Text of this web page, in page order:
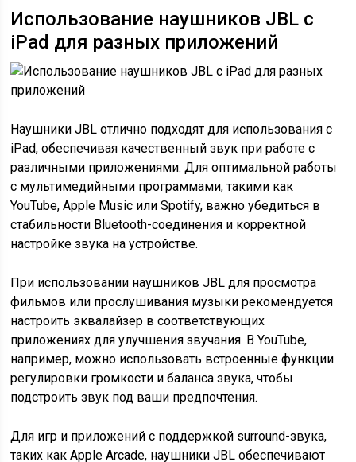
Использование наушников JBL с
iPad для разных приложений
Наушники JBL отлично подходят для использования с
iPad, обеспечивая качественный звук при работе с
различными приложениями. Для оптимальной работы
с мультимедийными программами, такими как
YouTube, Apple Music или Spotify, важно убедиться в
стабильности Bluetooth-соединения и корректной
настройке звука на устройстве.
При использовании наушников JBL для просмотра
фильмов или прослушивания музыки рекомендуется
настроить эквалайзер в соответствующих
приложениях для улучшения звучания. В YouTube,
например, можно использовать встроенные функции
регулировки громкости и баланса звука, чтобы
подстроить звук под ваши предпочтения.
Для игр и приложений с поддержкой surround-звука,
таких как Apple Arcade, наушники JBL обеспечивают